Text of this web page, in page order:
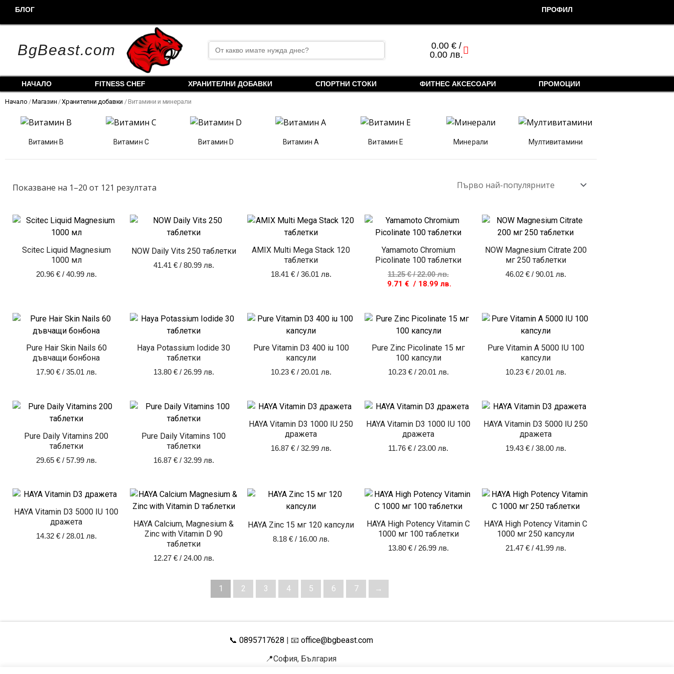
БЛОГ ПРОФИЛ
BgBeast.com Search
for:
0.00 €/
0.00 лв.cart
НАЧАЛО FITNESS CHEF ХРАНИТЕЛНИ ДОБАВКИ СПОРТНИ СТОКИ ФИТНЕС АКСЕСОАРИ ПРОМОЦИИ
Начало /Магазин /Хранителни добавки / Витамини и минерали
Витамин B Витамин C Витамин D Витамин А Витамин Е Минерали Мултивитамини
Показване на 1–20 от 121 резултата
Scitec Liquid Magnesium
1000 мл
20.96 €/ 40.99 лв.
NOW Daily Vits 250 таблетки
41.41 €/ 80.99 лв.
AMIX Multi Mega Stack 120
таблетки
18.41 €/ 36.01 лв.
Yamamoto Chromium
Picolinate 100 таблетки
11.25€/ 22.00 лв.
Original
was:
11.25 €
/
9.71 € / 18.99 лв.
Текущата
е:
9.71 €
/
NOW Magnesium Citrate 200
мг 250 таблетки
46.02 €/ 90.01 лв.
Pure Hair Skin Nails 60
дъвчащи бонбона
17.90 €/ 35.01 лв.
Haya Potassium Iodide 30
таблетки
13.80 €/ 26.99 лв.
Pure Vitamin D3 400 iu 100
капсули
10.23 €/ 20.01 лв.
Pure Zinc Picolinate 15 мг
100 капсули
10.23 €/ 20.01 лв.
Pure Vitamin A 5000 IU 100
капсули
10.23 €/ 20.01 лв.
Pure Daily Vitamins 200
таблетки
29.65 €/ 57.99 лв.
Pure Daily Vitamins 100
таблетки
16.87 €/ 32.99 лв.
HAYA Vitamin D3 1000 IU 250
дражета
16.87 €/ 32.99 лв.
HAYA Vitamin D3 1000 IU 100
дражета
11.76 € / 23.00 лв.
HAYA Vitamin D3 5000 IU 250
дражета
19.43 €/ 38.00 лв.
HAYA Vitamin D3 5000 IU 100
дражета
14.32 €/ 28.01 лв.
HAYA Calcium, Magnesium &
Zinc with Vitamin D 90
таблетки
12.27 €/ 24.00 лв.
HAYA Zinc 15 мг 120 капсули
8.18 €/ 16.00 лв.
HAYA High Potency Vitamin C
1000 мг 100 таблетки
13.80 €/ 26.99 лв.
HAYA High Potency Vitamin C
1000 мг 250 капсули
21.47 €/ 41.99 лв.
1 2 3 4 5 6 7 →
📞 0895717628 | 📧 office@bgbeast.com
📍София, България